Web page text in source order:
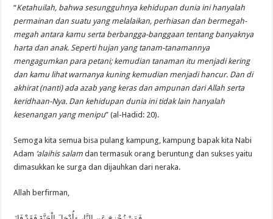
“Ketahuilah, bahwa sesungguhnya kehidupan dunia ini hanyalah
permainan dan suatu yang melalaikan, perhiasan dan bermegah-
megah antara kamu serta berbangga-banggaan tentang banyaknya
harta dan anak. Seperti hujan yang tanam-tanamannya
mengagumkan para petani; kemudian tanaman itu menjadi kering
dan kamu lihat warnanya kuning kemudian menjadi hancur. Dan di
akhirat (nanti) ada azab yang keras dan ampunan dari Allah serta
keridhaan-Nya. Dan kehidupan dunia ini tidak lain hanyalah
kesenangan yang menipu” (al-Hadid: 20).
Semoga kita semua bisa pulang kampung, kampung bapak kita Nabi
Adam ‘alaihis salam dan termasuk orang beruntung dan sukses yaitu
dimasukkan ke surga dan dijauhkan dari neraka.
Allah berfirman,